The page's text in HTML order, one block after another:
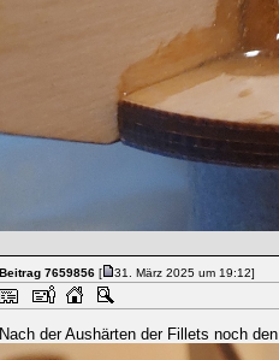
Beitrag 7659856[ 31. März 2025 um 19:12]
Nach der Aushärten der Fillets noch